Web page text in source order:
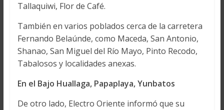
Tallaquiwi, Flor de Café.
También en varios poblados cerca de la carretera
Fernando Belaúnde, como Maceda, San Antonio,
Shanao, San Miguel del Río Mayo, Pinto Recodo,
Tabalosos y localidades anexas.
En el Bajo Huallaga, Papaplaya, Yunbatos
De otro lado, Electro Oriente informó que su